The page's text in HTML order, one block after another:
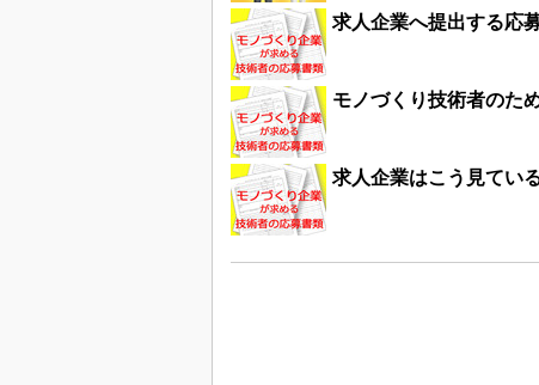
求人企業へ提出する応
モノづくり技術者のた
求人企業はこう見てい